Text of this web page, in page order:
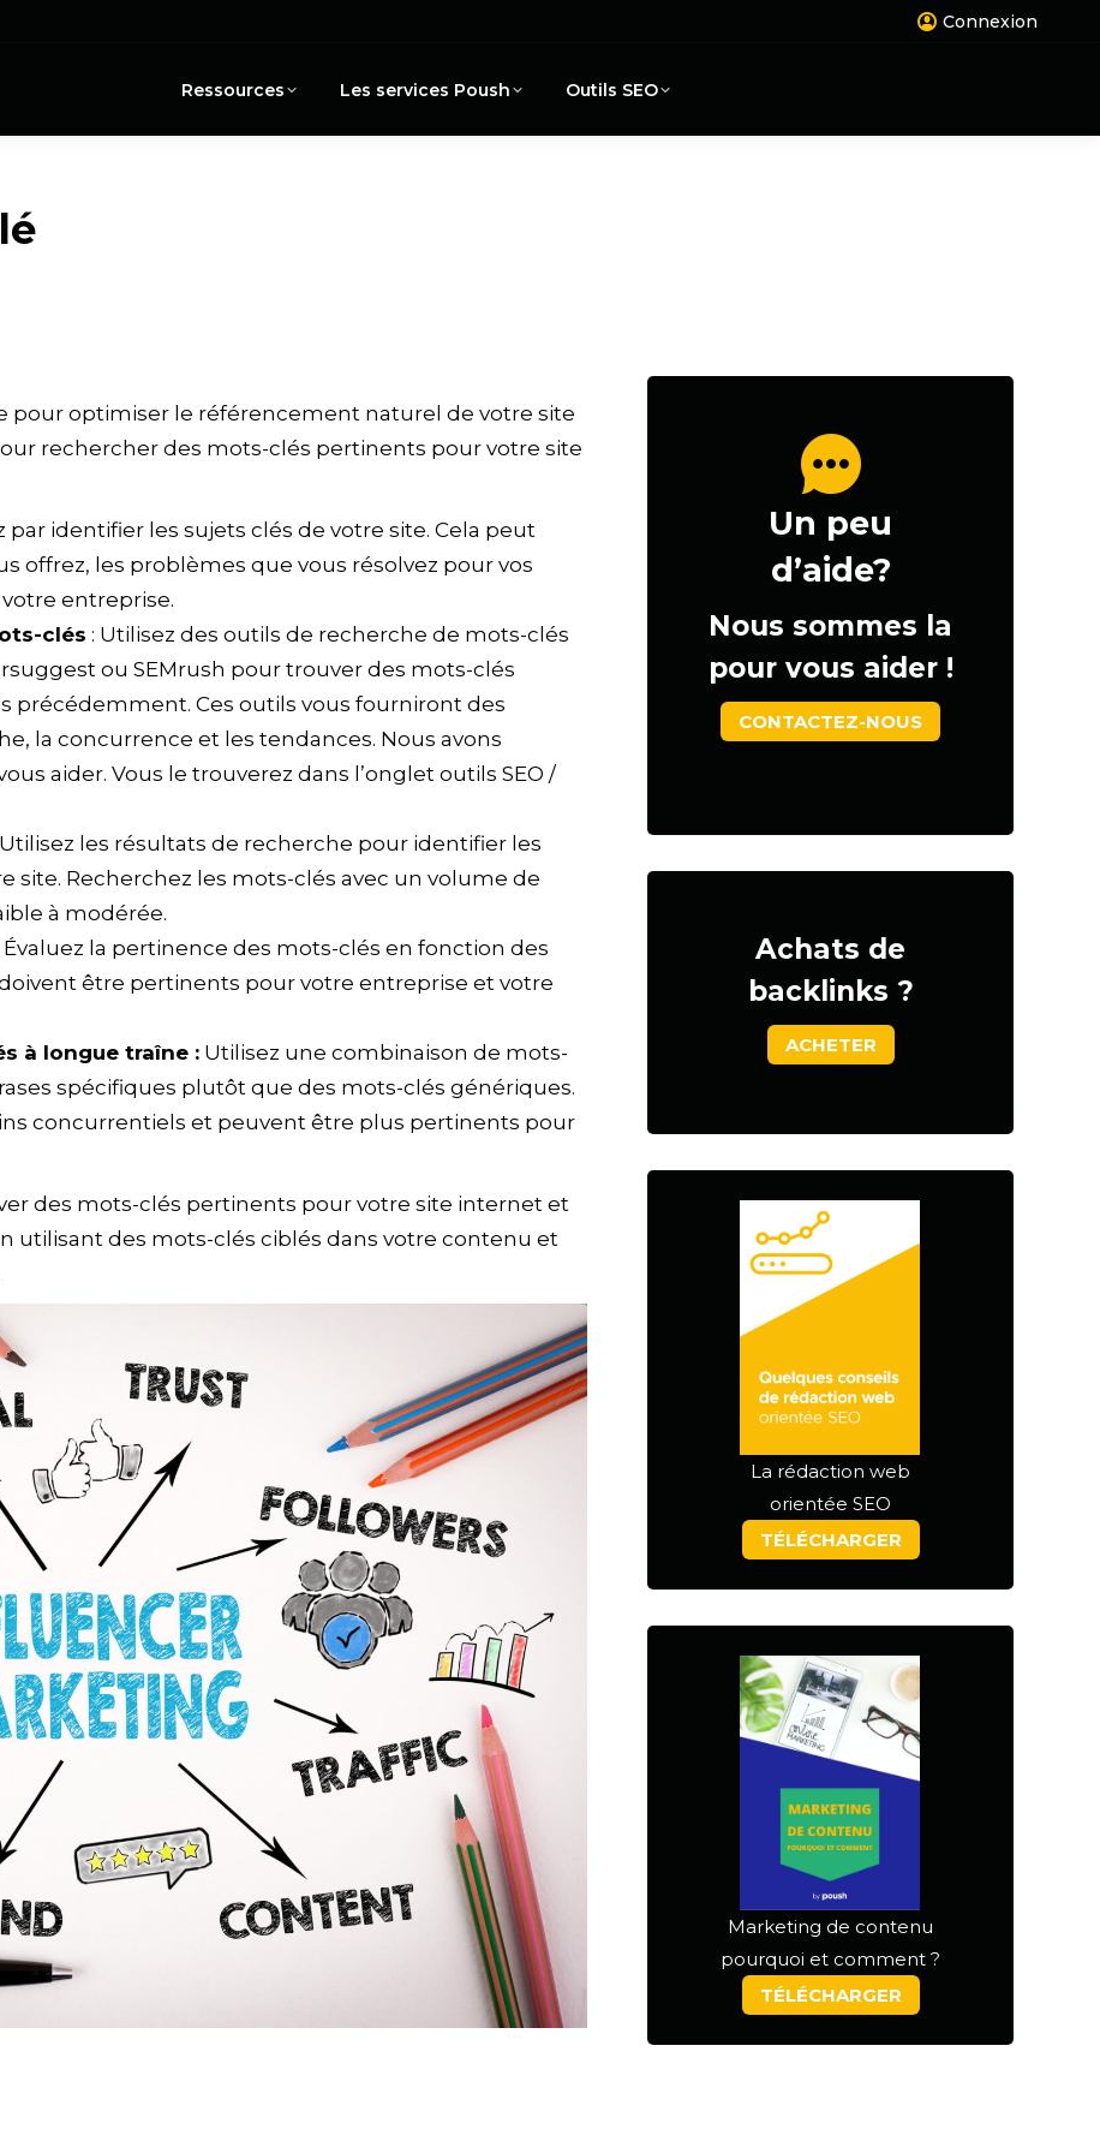
Connexion
Ressources Les services Poush Outils SEO
pour optimiser le référencement naturel de votre site
rechercher des mots-clés pertinents pour votre site
par identifier les sujets clés de votre site. Cela peut
offrez, les problèmes que vous résolvez pour vos
entreprise.
clés : Utilisez des outils de recherche de mots-clés
ou SEMrush pour trouver des mots-clés
précédemment. Ces outils vous fourniront des
la concurrence et les tendances. Nous avons
aider. Vous le trouverez dans l’onglet outils SEO /
Utilisez les résultats de recherche pour identifier les
site. Recherchez les mots-clés avec un volume de
à modérée.
Évaluez la pertinence des mots-clés en fonction des
être pertinents pour votre entreprise et votre
à longue traîne : Utilisez une combinaison de mots-
spécifiques plutôt que des mots-clés génériques.
concurrentiels et peuvent être plus pertinents pour
des mots-clés pertinents pour votre site internet et
utilisant des mots-clés ciblés dans votre contenu et
Un peu
d’aide?
Nous sommes la
pour vous aider !
CONTACTEZ-NOUS
Achats de
backlinks ?
ACHETER
La rédaction web
orientée SEO
TÉLÉCHARGER
Marketing de contenu
pourquoi et comment ?
TÉLÉCHARGER